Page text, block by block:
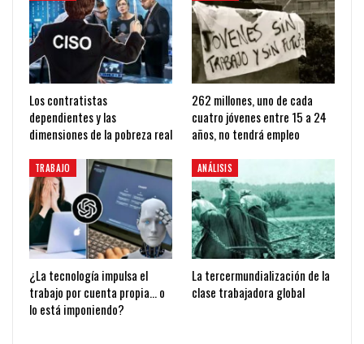
Los contratistas
dependientes y las
dimensiones de la pobreza real
262 millones, uno de cada
cuatro jóvenes entre 15 a 24
años, no tendrá empleo
TRABAJO
¿La tecnología impulsa el
trabajo por cuenta propia… o
lo está imponiendo?
ANÁLISIS
La tercermundialización de la
clase trabajadora global